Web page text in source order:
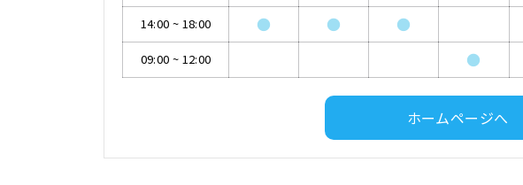
14:00 ~ 18:00 ● ● ●
09:00 ~ 12:00 ●
ホームページへ